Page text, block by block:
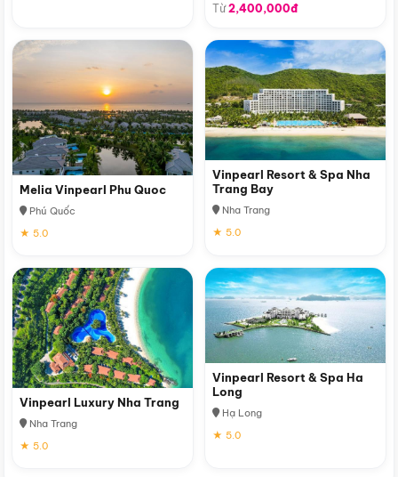
Từ2,400,000đ
Melia Vinpearl Phu Quoc
Phú Quốc
★ 5.0
Vinpearl Resort & Spa Nha
Trang Bay
Nha Trang
★ 5.0
Vinpearl Luxury Nha Trang
Nha Trang
★ 5.0
Vinpearl Resort & Spa Ha
Long
Hạ Long
★ 5.0